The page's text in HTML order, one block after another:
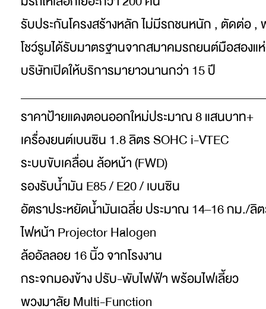
รับประกันโครงสร้างหลัก ไม่มีรถชนหนัก , ตัดต่อ
โชว์รูมได้รับมาตรฐานจากสมาคมรถยนต์มือสองแห่
บริษัทเปิดให้บริการมายาวนานกว่า 15 ปี
ราคาป้ายแดงตอนออกใหม่ประมาณ 8 แสนบาท+
เครื่องยนต์เบนซิน 1.8 ลิตร SOHC i-VTEC
ระบบขับเคลื่อน ล้อหน้า (FWD)
รองรับน้ำมัน E85 / E20 / เบนซิน
อัตราประหยัดน้ำมันเฉลี่ย ประมาณ 14–16 กม./ลิ
ไฟหน้า Projector Halogen
ล้ออัลลอย 16 นิ้ว จากโรงงาน
กระจกมองข้าง ปรับ-พับไฟฟ้า พร้อมไฟเลี้ยว
พวงมาลัย Multi-Function